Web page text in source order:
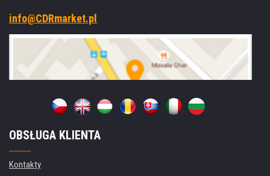
info@CDRmarket.pl
OBSŁUGA KLIENTA
Kontakty